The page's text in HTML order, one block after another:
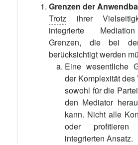
Grenzen der
Trotz ihrer
integrierte
Grenzen, die bei
berücksichtigt werden
Eine wesentliche
der Komplexität des
sowohl für die
den Mediator
kann. Nicht alle
oder
integrierten Ansatz.